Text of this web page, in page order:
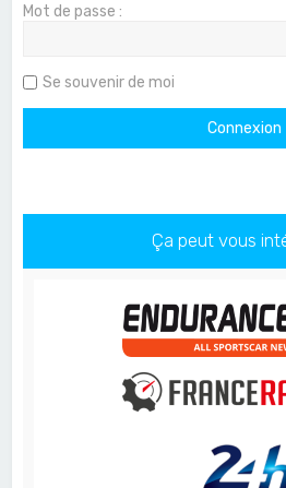
Mot de passe :
Se souvenir de moi
Ça peut vous